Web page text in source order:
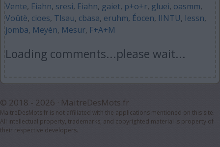
Vente, Eiahn, sresi, Eiahn, gaiet, p+o+r, gluei, oasmm,
Voûtè, cioes, Tlsau, cbasa, eruhm, Éocen, IINTU, Iessn,
jomba, Meyèn, Mesur, F+A+M
Loading comments...please wait...
© 2018 - 2026 · MaitreDesMots.fr
MaitreDesMots.fr is not affiliated with the applications mentioned on this site.
All intellectual property, trademarks, and copyrighted material is property of
their respective developers.